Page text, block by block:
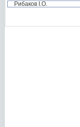
Рибаков І.О.